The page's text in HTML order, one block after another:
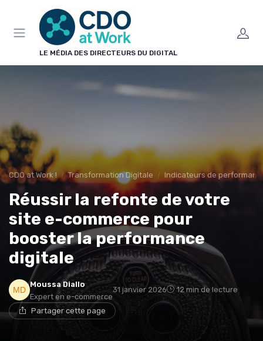
LE MÉDIA DES DIRECTEURS DU DIGITAL
CDO at Work ! Transformation Digitale Indicateurs de
Réussir la refonte de votre
site e-commerce pour
booster la performance
digitale
Moussa Diallo
Expert en e-commerce
31 janvier 2026 12 min de lecture
Partager cette page
Panneau de gestion des cookies